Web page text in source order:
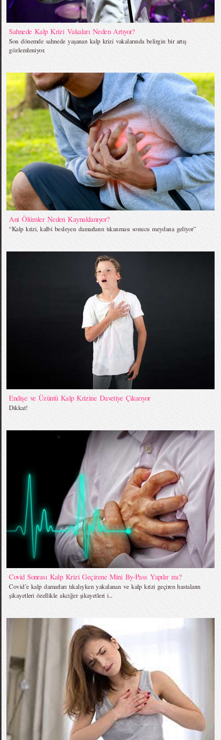
Sahnede Kalp Krizi Vakaları Neden Artıyor?
Son dönemde sahnede yaşanan kalp krizi vakalarında belirgin bir artış
gözlemleniyor.
Ani Ölümler Neden Kaynaklanıyor?
“Kalp krizi, kalbi besleyen damarların tıkanması sonucu meydana geliyor”
Endişe ve Üzüntü Kalp Krizine Davetiye Çıkarıyor
Dikkat!
Covid Sonrası Kalp Krizi Geçirene Mini By-Pass Yapılır mı?
Covid’e kalp damarları tıkalıyken yakalanan ve kalp krizi geçiren hastaların
şikayetleri özellikle akciğer şikayetleri i...